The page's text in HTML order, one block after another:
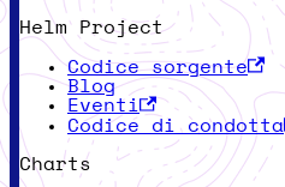
Helm Project
Codice sorgente
Blog
Eventi
Codice di condotta
Charts